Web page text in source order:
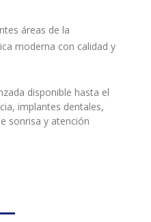
áreas de la
moderna con calidad y
disponible hasta el
implantes dentales,
sonrisa y atención